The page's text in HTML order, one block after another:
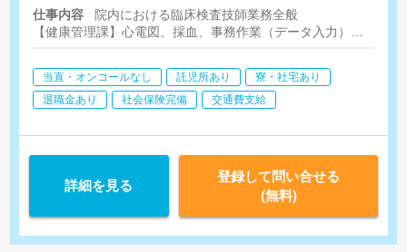
仕事内容
院内における臨床検査技師業務全般
【健康管理課】心電図、採血、事務作業（データ入力）
※血液内科があるため、骨髄像検査は院内で実施しています。
※病理・細胞診・微生物検査は外部委託です。
当直・オンコールなし 託児所あり
寮・社宅あり
退職金あり
社会保険完備 交通費支給
詳細を見る
登録して問い合せる
(無料)